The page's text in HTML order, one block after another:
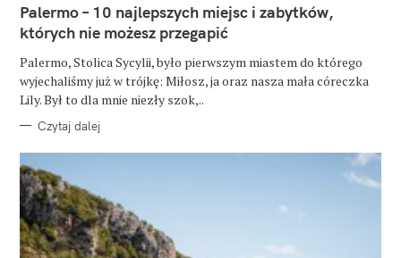
G
O
R
Palermo – 10 najlepszych miejsc i zabytków,
których nie możesz przegapić
Palermo, Stolica Sycylii, było pierwszym miastem do którego
wyjechaliśmy już w trójkę: Miłosz, ja oraz nasza mała córeczka
Lily. Był to dla mnie niezły szok,..
Czytaj dalej